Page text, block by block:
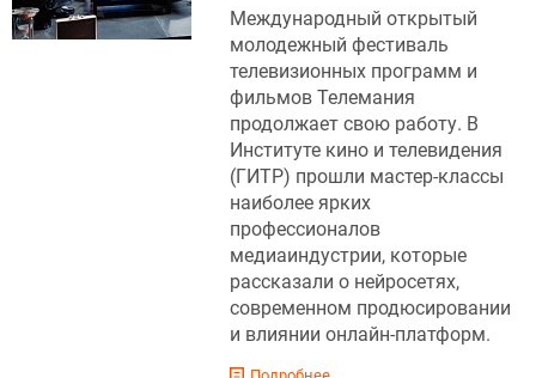
Международный открытый
молодежный фестиваль
телевизионных программ и
фильмов Телемания
продолжает свою работу. В
Институте кино и телевидения
(ГИТР) прошли мастер-классы
наиболее ярких
профессионалов
медиаиндустрии, которые
рассказали о нейросетях,
современном продюсировании
и влиянии онлайн-платформ.